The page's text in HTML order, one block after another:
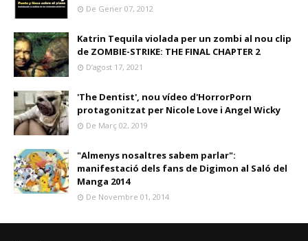
De Gener 07, 2012
Katrin Tequila violada per un zombi al nou clip
de ZOMBIE-STRIKE: THE FINAL CHAPTER 2
D’agost 17, 2021
'The Dentist', nou vídeo d'HorrorPorn
protagonitzat per Nicole Love i Angel Wicky
De Març 02, 2019
"Almenys nosaltres sabem parlar":
manifestació dels fans de Digimon al Saló del
Manga 2014
De Novembre 01, 2014